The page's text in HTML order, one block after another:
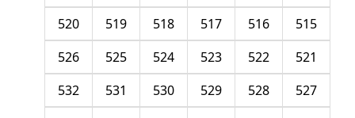
515
516
517
518
519
520
521
522
523
524
525
526
527
528
529
530
531
532